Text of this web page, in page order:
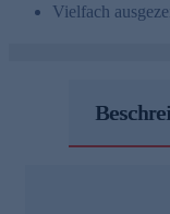
Vielfach